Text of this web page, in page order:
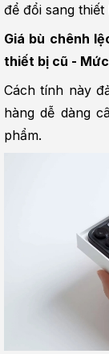
để đổi sang
Giá bù chênh
thiết bị cũ -
Cách tính này
hàng dễ dàng
phẩm.